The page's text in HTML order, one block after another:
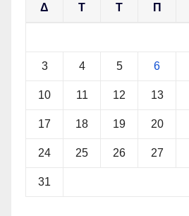
Δ Τ Τ Π
3 4 5 6
10 11 12 13
17 18 19 20
24 25 26 27
31